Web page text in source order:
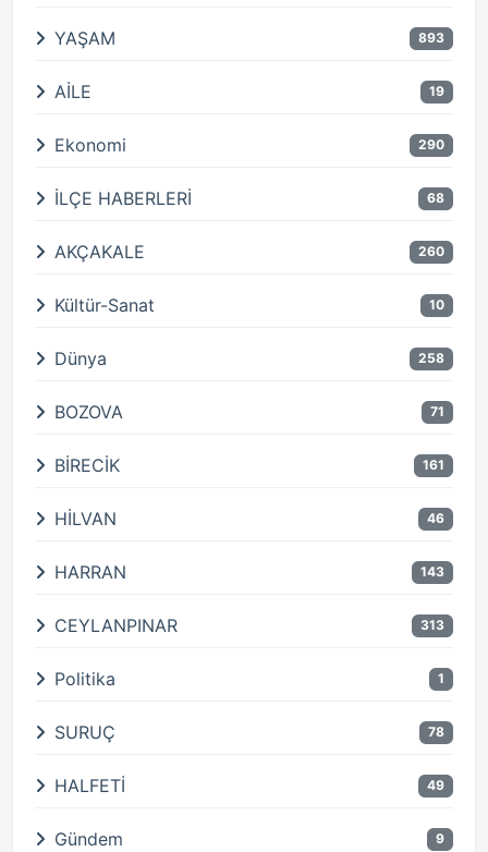
YAŞAM 893
AİLE 19
Ekonomi 290
İLÇE HABERLERİ 68
AKÇAKALE 260
Kültür-Sanat 10
Dünya 258
BOZOVA 71
BİRECİK 161
HİLVAN 46
HARRAN 143
CEYLANPINAR 313
Politika 1
SURUÇ 78
HALFETİ 49
Gündem 9